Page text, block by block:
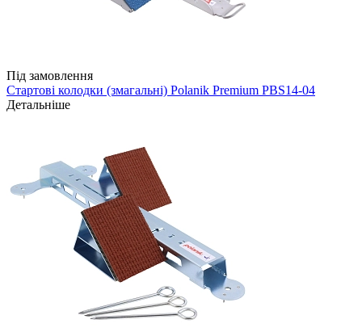
Під замовлення
Стартові колодки (змагальні) Polanik Premium PBS14-04
Детальніше